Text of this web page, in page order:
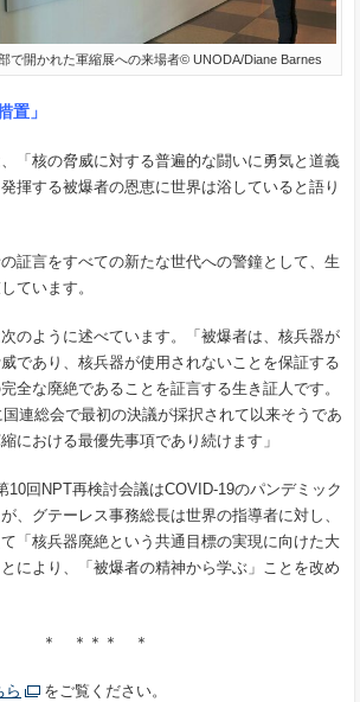
で開かれた軍縮展への来場者© UNODA/Diane Barnes
置」
「核の脅威に対する普遍的な闘いに勇気と道義
揮する被爆者の恩恵に世界は浴していると語り
証言をすべての新たな世代への警鐘として、生
ています。
のように述べています。「被爆者は、核兵器が
であり、核兵器が使用されないことを保証する
全な廃絶であることを証言する生き証人です。
連総会で最初の決議が採択されて以来そうであ
における最優先事項であり続けます」
10回NPT再検討会議はCOVID-19のパンデミック
、グテーレス事務総長は世界の指導者に対し、
「核兵器廃絶という共通目標の実現に向けた大
により、「被爆者の精神から学ぶ」ことを改め
＊ ＊＊＊ ＊
ら をご覧ください。